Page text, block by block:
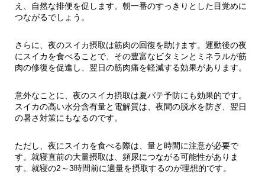
え、自然な排便を促します。朝一番のすっきりとした目覚めに
つながるでしょう。
さらに、夜のスイカ摂取は筋肉の回復を助けます。運動後の夜
にスイカを食べることで、その豊富なビタミンとミネラルが筋
肉の修復を促進し、翌日の筋肉痛を軽減する効果があります。
意外なことに、夜のスイカ摂取は夏バテ予防にも効果的です。
スイカの高い水分含有量と電解質は、夜間の脱水を防ぎ、翌日
の暑さ対策にもなるのです。
ただし、夜にスイカを食べる際は、量と時間に注意が必要で
す。就寝直前の大量摂取は、頻尿につながる可能性がありま
す。就寝の2～3時間前に適量を摂取するのが理想的です。